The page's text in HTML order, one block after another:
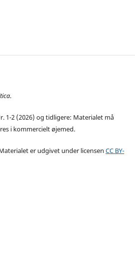
.
1-2 (2026) og tidligere: Materialet må
i kommercielt øjemed.
er udgivet under licensen CC BY-